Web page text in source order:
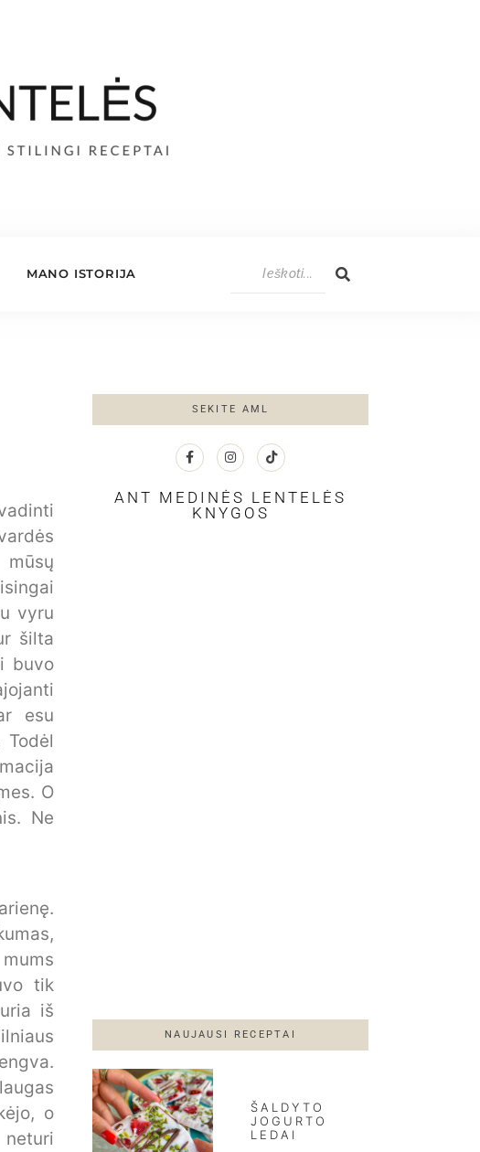
MANO ISTORIJA
vyru
šilta
buvo
esu
O
Ne
tik
iš
o
SEKITE AML
ANT MEDINĖS LENTELĖS
KNYGOS
NAUJAUSI RECEPTAI
ŠALDYTO
JOGURTO
LEDAI